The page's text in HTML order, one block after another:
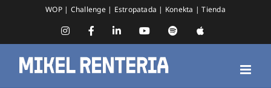
WOP | Challenge | Estropatada | Konekta |Tienda
InstagramFacebookLinkedInYouTubeSpotifyApple